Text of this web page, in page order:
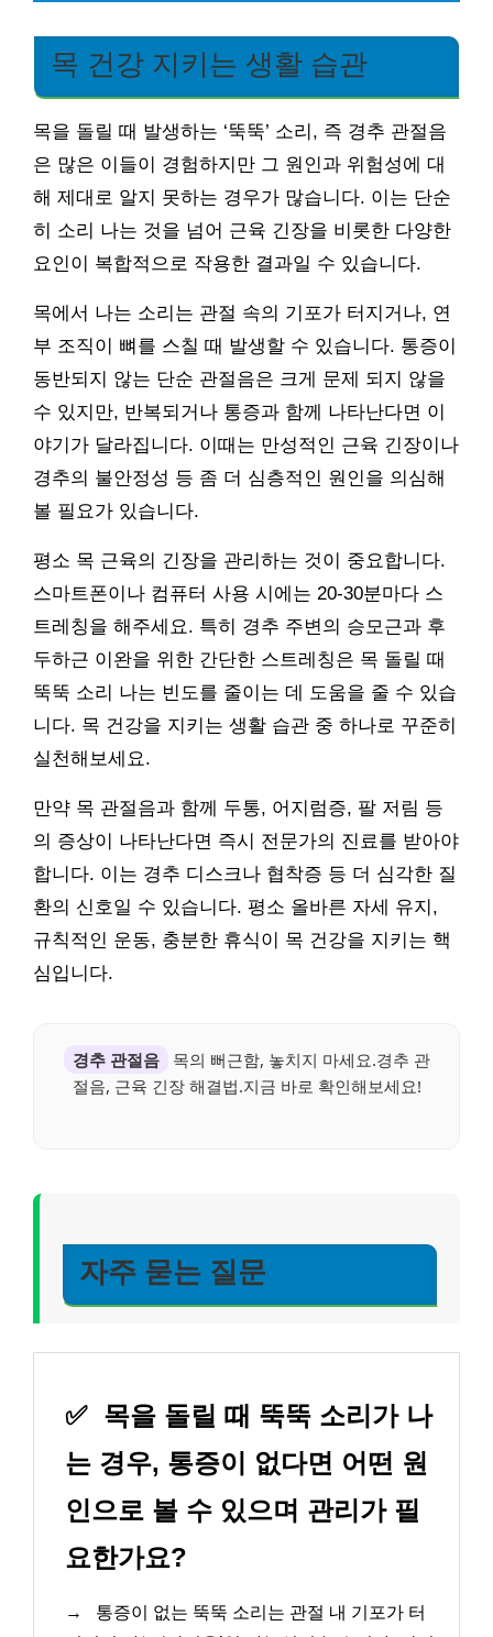
목 건강 지키는 생활 습관
목을 돌릴 때 발생하는 ‘뚝뚝’ 소리, 즉 경추 관절음
은 많은 이들이 경험하지만 그 원인과 위험성에 대
해 제대로 알지 못하는 경우가 많습니다. 이는 단순
히 소리 나는 것을 넘어 근육 긴장을 비롯한 다양한
요인이 복합적으로 작용한 결과일 수 있습니다.
목에서 나는 소리는 관절 속의 기포가 터지거나, 연
부 조직이 뼈를 스칠 때 발생할 수 있습니다. 통증이
동반되지 않는 단순 관절음은 크게 문제 되지 않을
수 있지만, 반복되거나 통증과 함께 나타난다면 이
야기가 달라집니다. 이때는 만성적인 근육 긴장이나
경추의 불안정성 등 좀 더 심층적인 원인을 의심해
볼 필요가 있습니다.
평소 목 근육의 긴장을 관리하는 것이 중요합니다.
스마트폰이나 컴퓨터 사용 시에는 20-30분마다 스
트레칭을 해주세요. 특히 경추 주변의 승모근과 후
두하근 이완을 위한 간단한 스트레칭은 목 돌릴 때
뚝뚝 소리 나는 빈도를 줄이는 데 도움을 줄 수 있습
니다. 목 건강을 지키는 생활 습관 중 하나로 꾸준히
실천해보세요.
만약 목 관절음과 함께 두통, 어지럼증, 팔 저림 등
의 증상이 나타난다면 즉시 전문가의 진료를 받아야
합니다. 이는 경추 디스크나 협착증 등 더 심각한 질
환의 신호일 수 있습니다. 평소 올바른 자세 유지,
규칙적인 운동, 충분한 휴식이 목 건강을 지키는 핵
심입니다.
경추 관절음
목의 뻐근함, 놓치지 마세요.경추 관
절음, 근육 긴장 해결법.지금 바로 확인해보세요!
자주 묻는 질문
✅ 목을 돌릴 때 뚝뚝 소리가 나
는 경우, 통증이 없다면 어떤 원
인으로 볼 수 있으며 관리가 필
요한가요?
→
통증이 없는 뚝뚝 소리는 관절 내 기포가 터